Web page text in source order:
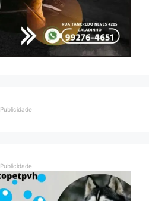
Publicidade
Publicidade